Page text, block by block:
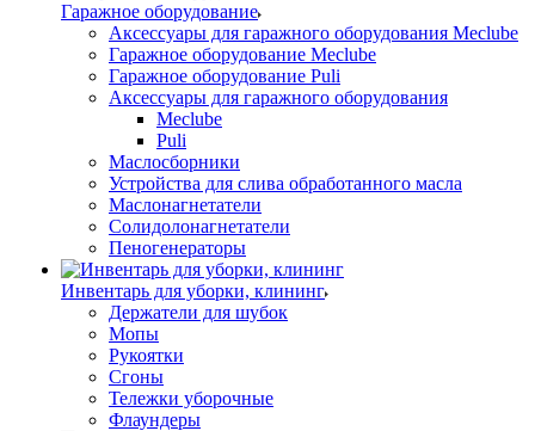
Гаражное оборудование
Аксессуары для гаражного оборудования Meclube
Гаражное оборудование Meclube
Гаражное оборудование Puli
Аксессуары для гаражного оборудования
Meclube
Puli
Маслосборники
Устройства для слива обработанного масла
Маслонагнетатели
Солидолонагнетатели
Пеногенераторы
Инвентарь для уборки, клининг
Держатели для шубок
Мопы
Рукоятки
Сгоны
Тележки уборочные
Флаундеры